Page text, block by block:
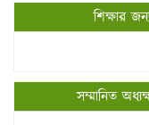
শিক্ষার
সম্মানিত